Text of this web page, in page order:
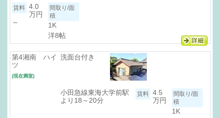
4.0
万円
～
1K
洋8帖
第4湘南 ハイ
ツ
(現在満室)
洗面台付き
小田急線東海大学前駅
より18～20分
4.5
万円
1K